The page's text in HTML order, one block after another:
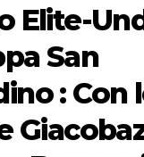
Elite-
San
: Con